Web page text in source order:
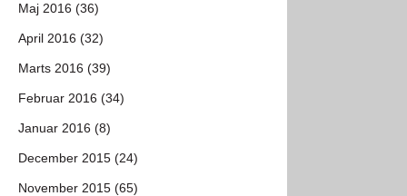
Maj 2016 (36)
April 2016 (32)
Marts 2016 (39)
Februar 2016 (34)
Januar 2016 (8)
December 2015 (24)
November 2015 (65)